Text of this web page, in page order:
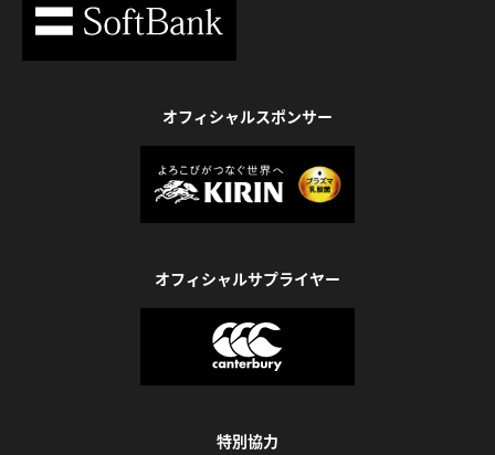
オフィシャルスポンサー
オフィシャルサプライヤー
特別協力